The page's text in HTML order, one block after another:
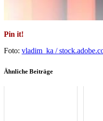
Pin it!
Foto: vladim_ka /
Ähnliche Beiträge